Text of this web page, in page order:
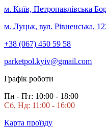
м. Київ, Петропавлівська
м. Луцьк, вул. Рівненська,
+38 (067) 450 59 58
parketpol.kyiv@gmail.com
Графік роботи
Пн - Пт: 10:00 - 18:00
Сб, Нд: 11:00 - 16:00
Карта проїзду